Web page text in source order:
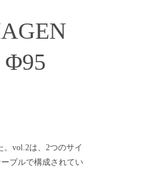
Φ95
。vol.2は、2つのサイ
ブルで構成されてい